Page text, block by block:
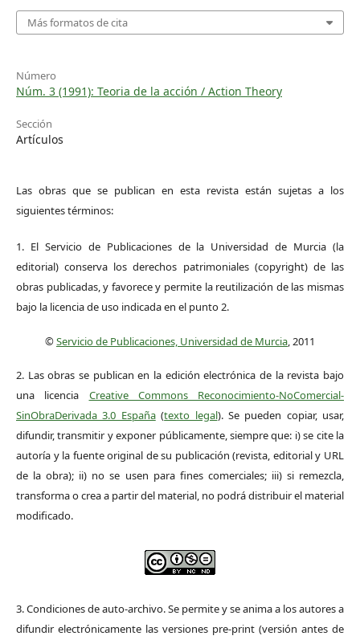
Más formatos de cita
Número
Núm. 3 (1991): Teoria de la acción / Action Theory
Sección
Artículos
Las obras que se publican en esta revista están sujetas a los
siguientes términos:
1. El Servicio de Publicaciones de la Universidad de Murcia (la
editorial) conserva los derechos patrimoniales (copyright) de las
obras publicadas, y favorece y permite la reutilización de las mismas
bajo la licencia de uso indicada en el punto 2.
©Servicio de Publicaciones, Universidad de Murcia, 2011
2. Las obras se publican en la edición electrónica de la revista bajo
una licencia Creative Commons Reconocimiento-NoComercial-
SinObraDerivada 3.0 España(texto legal). Se pueden copiar, usar,
difundir, transmitir y exponer públicamente, siempre que: i) se cite la
autoría y la fuente original de su publicación (revista, editorial y URL
de la obra); ii) no se usen para fines comerciales; iii) si remezcla,
transforma o crea a partir del material, no podrá distribuir el material
modificado.
3. Condiciones de auto-archivo. Se permite y se anima a los autores a
difundir electrónicamente las versiones pre-print (versión antes de